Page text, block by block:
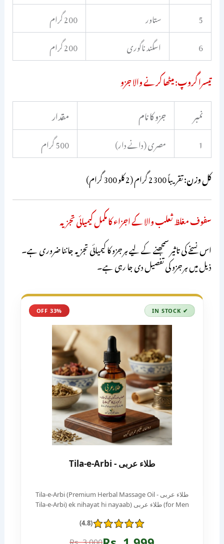
5
ستاور
200 گرام
6
اسگند ناگوری
200 گرام
تیسرا گروپ: میٹھا کرنے والا جزو
نمبر
جزو کا نام
مقدار
1
مصری (دانے دار)
500 گرام
کل وزن:تقریباً 2300 گرام (2 کلو 300 گرام)
سفوف مغلظ ثعلب والا کے اجزاء کا مکمل کیمیائی تجزیہ
اس نسخے کی تاثیر سمجھنے کے لیے ہر جزو کا کیمیائی تجزیہ جاننا ضروری ہے۔
ذیل میں ہر جزو کی تفصیل دی جا رہی ہے۔